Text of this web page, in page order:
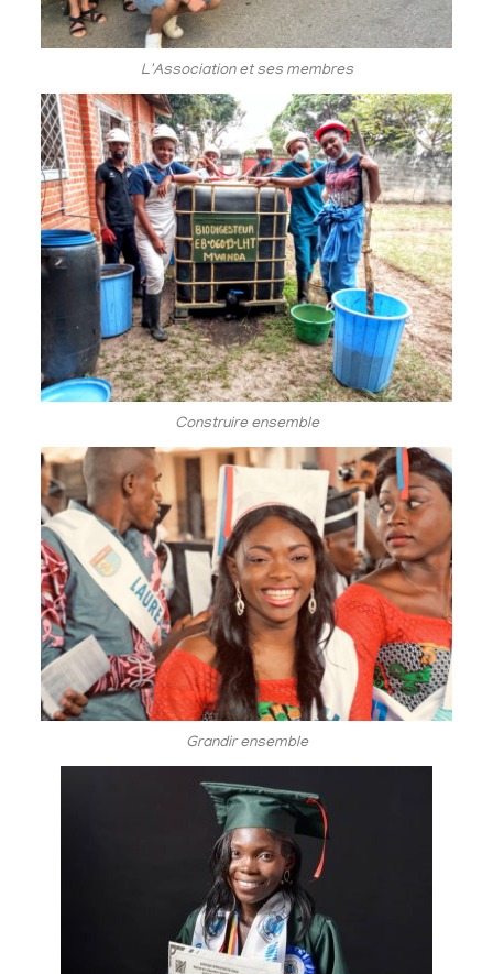
L'Association et ses membres
Construire ensemble
Grandir ensemble